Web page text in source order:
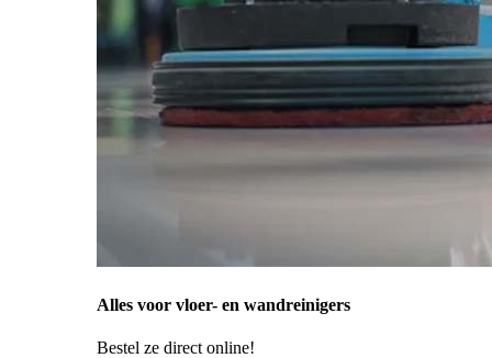
Alles voor vloer- en wandreinigers
Bestel ze direct online!